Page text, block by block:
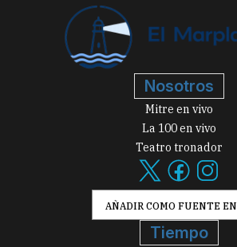
Nosotros
Mitre en vivo
La 100 en vivo
Teatro tronador
AÑADIR COMO FUENTE EN
Tiempo